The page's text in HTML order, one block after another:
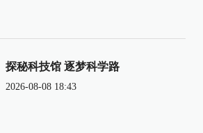
探秘科技馆 逐梦科学路
2026-08-08 18:43